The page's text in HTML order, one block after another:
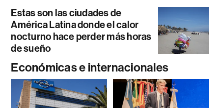
Estas son las ciudades de
América Latina donde el calor
nocturno hace perder más horas
de sueño
Económicas e internacionales